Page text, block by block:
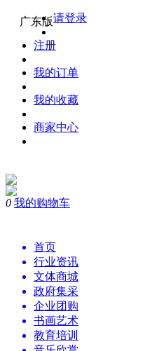
广东版请登录
注册
我的订单
我的收藏
商家中心
0 我的购物车
首页
行业资讯
文体商城
政府集采
企业团购
书画艺术
教育培训